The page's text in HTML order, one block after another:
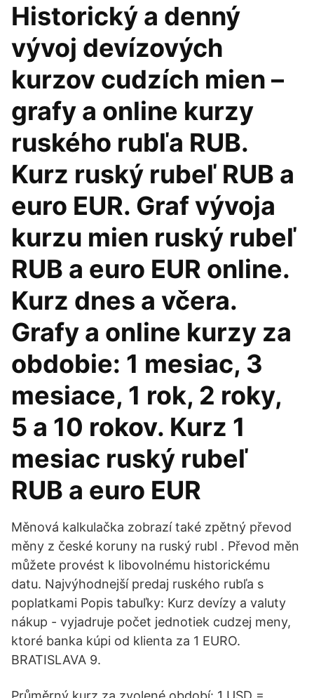
Historický a denný
vývoj devízových
kurzov cudzích mien –
grafy a online kurzy
ruského rubľa RUB.
Kurz ruský rubeľ RUB a
euro EUR. Graf vývoja
kurzu mien ruský rubeľ
RUB a euro EUR online.
Kurz dnes a včera.
Grafy a online kurzy za
obdobie: 1 mesiac, 3
mesiace, 1 rok, 2 roky,
5 a 10 rokov. Kurz 1
mesiac ruský rubeľ
RUB a euro EUR
Měnová kalkulačka zobrazí také zpětný převod
měny z české koruny na ruský rubl . Převod měn
můžete provést k libovolnému historickému
datu. Najvýhodnejší predaj ruského rubľa s
poplatkami Popis tabuľky: Kurz devízy a valuty
nákup - vyjadruje počet jednotiek cudzej meny,
ktoré banka kúpi od klienta za 1 EURO.
BRATISLAVA 9.